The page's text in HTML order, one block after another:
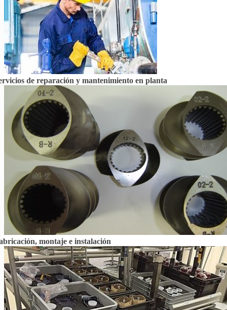
de reparación y mantenimiento en planta
montaje e instalación